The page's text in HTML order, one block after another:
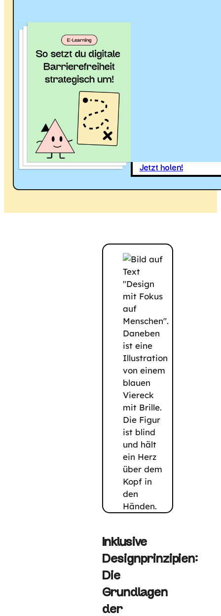
Jetzt holen!
Inklusive
Designprinzipien:
Die
Grundlagen
der